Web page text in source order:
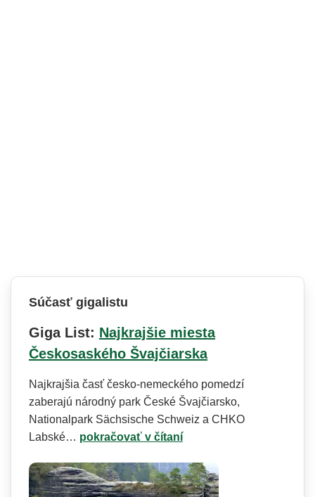
Súčasť gigalistu
Giga List: Najkrajšie miesta
Českosaského Švajčiarska
Najkrajšia časť česko-nemeckého pomedzí
zaberajú národný park České Švajčiarsko,
Nationalpark Sächsische Schweiz a CHKO
Labské… pokračovať v čítaní